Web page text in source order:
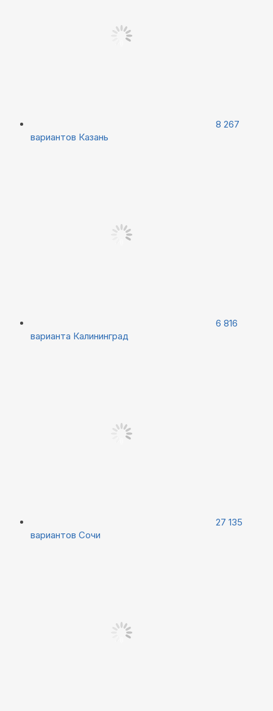
8 267
вариантов Казань
6 816
варианта Калининград
27 135
вариантов Сочи